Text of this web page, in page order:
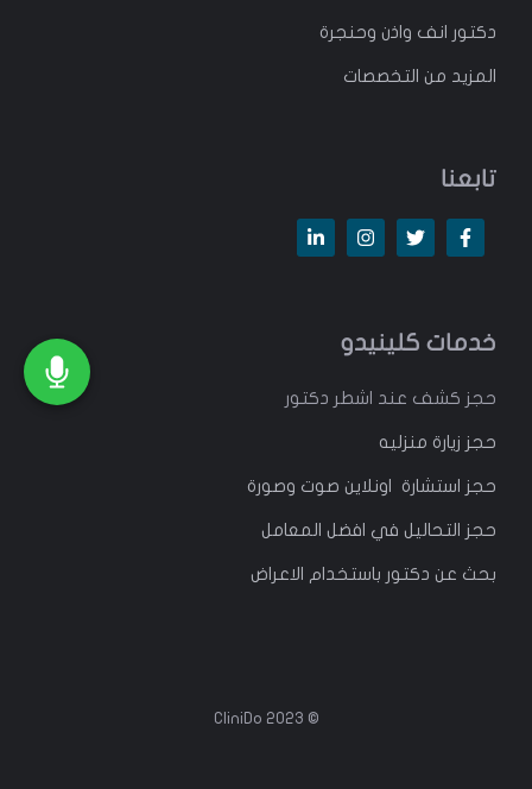
دكتور انف واذن وحنجرة
المزيد من التخصصات
تابعنا
خدمات كلينيدو
حجز كشف عند اشطر دكتور
حجز زيارة منزليه
حجز استشارة اونلاين صوت وصورة
حجز التحاليل في افضل المعامل
بحث عن دكتور باستخدام الاعراض
© 2023 CliniDo